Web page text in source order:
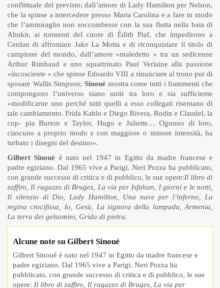
conflittuale del previsto; dall’amore di Lady Hamilton per Nelson,
che la spinse a intercedere presso Maria Carolina e a fare in modo
che l’ammiraglio non soccombesse con la sua flotta nella baia di
Abukir, ai tormenti del cuore di Édith Piaf, che impedirono a
Cerdan di affrontare Jake La Motta e di riconquistare il titolo di
campione del mondo, dall’amore «maledetto » tra un sedicenne
Arthur Rimbaud e uno squattrinato Paul Verlaine alla passione
«incosciente » che spinse Edoardo VIII a rinunciare al trono pur di
sposare Wallis Simpson; Sinoué mostra come tutti i frammenti che
compongono l’universo siano uniti tra loro e sia sufficiente
«modificarne uno perché tutti quelli a esso collegati risentano di
tale cambiamento. Frida Kahlo e Diego Rivera, Rodin e Claudel, la
cop- pia Burton e Taylor, Hugo e Juliette… Ognuno di loro,
ciascuno a proprio modo e con maggiore o minore intensità, ha
turbato i disegni del destino».
Gilbert Sinoué è nato nel 1947 in Egitto da madre francese e
padre egiziano. Dal 1965 vive a Parigi. Neri Pozza ha pubblicato,
con grande successo di critica e di pubblico, le sue opere:Il libro di
zaffiro, Il ragazzo di Bruges, La via per Isfahan, I giorni e le notti,
Il silenzio di Dio, Lady Hamilton, Una nave per l’inferno, La
regina crocifissa, Io, Gesù, La signora della lampada, Armenia,
La terra dei gelsomini, Grida di pietra.
Alcune note su Gilbert Sinoué
Gilbert Sinoué è nato nel 1947 in Egitto da madre francese e
padre egiziano. Dal 1965 vive a Parigi. Neri Pozza ha
pubblicato, con grande successo di critica e di pubblico, le sue
opere: Il libro di zaffiro, Il ragazzo di Bruges, La via per